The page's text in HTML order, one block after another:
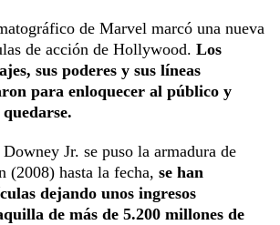
de Marvel marcó una nueva
de acción de Hollywood. Los
sus poderes y sus líneas
para enloquecer al público y
Jr. se puso la armadura de
(2008) hasta la fecha, se han
dejando unos ingresos
de más de 5.200 millones de